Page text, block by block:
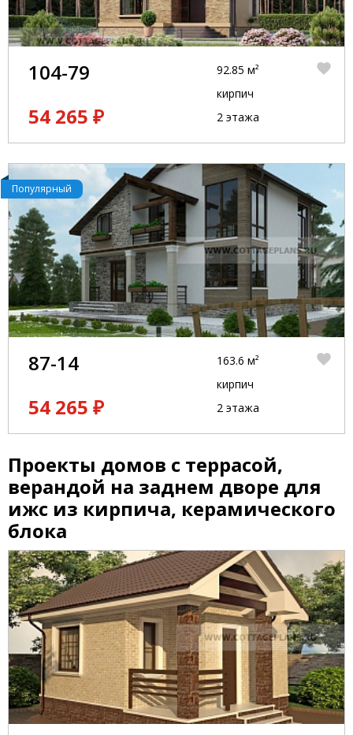
104-79
54 265 ₽
92.85 м²
кирпич
2 этажа
Популярный
87-14
54 265 ₽
163.6 м²
кирпич
2 этажа
Проекты домов с террасой,
верандой на заднем дворе для
ижс из кирпича, керамического
блока